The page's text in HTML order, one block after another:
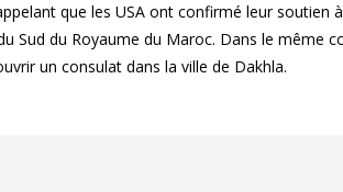
que les USA ont confirmé leur soutien
Sud du Royaume du Maroc. Dans le même
un consulat dans la ville de Dakhla.